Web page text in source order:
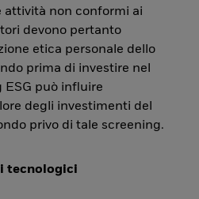
attività non conformi ai
devono pertanto
etica personale dello
prima di investire nel
ESG può influire
degli investimenti del
privo di tale screening.
tecnologici